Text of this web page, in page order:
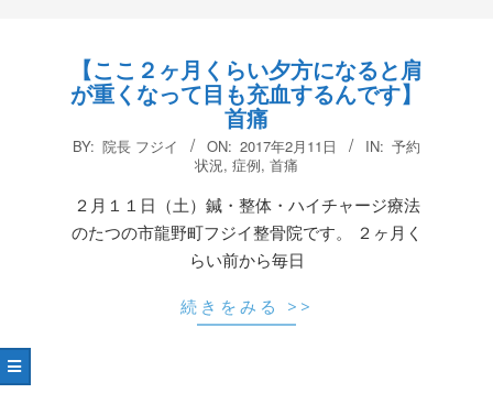
【ここ２ヶ月くらい夕方になると肩
が重くなって目も充血するんです】
首痛
2017-
BY: 院長 フジイ ON: 2017年2月11日 IN: 予約
状況, 症例, 首痛
２月１１日（土）鍼・整体・ハイチャージ療法
のたつの市龍野町フジイ整骨院です。 ２ヶ月く
らい前から毎日
続きをみる >>